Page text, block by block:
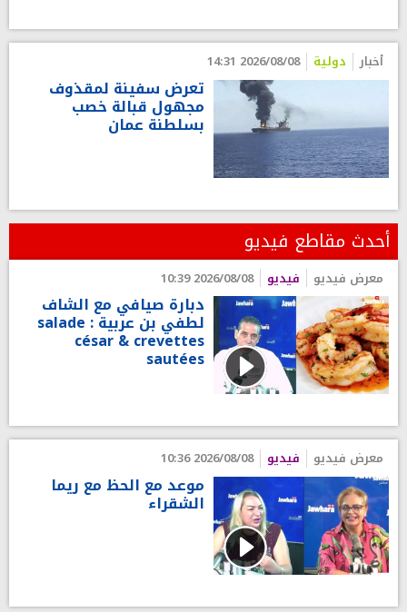
أخبار دولية 2026/08/08 14:31
تعرض سفينة لمقذوف
مجهول قبالة خصب
بسلطنة عمان
أحدث مقاطع فيديو
معرض فيديو فيديو 2026/08/08 10:39
دبارة صيافي مع الشاف
لطفي بن عربية : salade
césar & crevettes
sautées
معرض فيديو فيديو 2026/08/08 10:36
موعد مع الحظ مع ريما
الشقراء